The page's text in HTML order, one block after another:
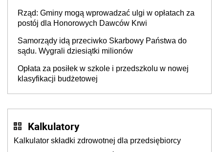
Rząd: Gminy mogą wprowadzać ulgi w opłatach za
postój dla Honorowych Dawców Krwi
Samorządy idą przeciwko Skarbowy Państwa do
sądu. Wygrali dziesiątki milionów
Opłata za posiłek w szkole i przedszkolu w nowej
klasyfikacji budżetowej
Kalkulatory
Kalkulator składki zdrowotnej dla przedsiębiorcy